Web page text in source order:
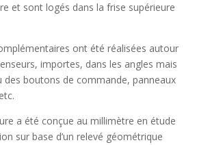
et sont logés dans la frise supérieure
ont été réalisées autour
importes, dans les angles mais
des boutons de commande, panneaux
a été conçue au millimètre en étude
sur base d’un relevé géométrique